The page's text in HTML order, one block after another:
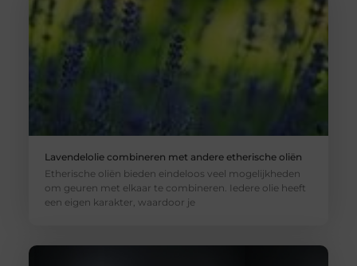
Lavendelolie combineren met andere etherische oliën
Etherische oliën bieden eindeloos veel mogelijkheden
om geuren met elkaar te combineren. Iedere olie heeft
een eigen karakter, waardoor je